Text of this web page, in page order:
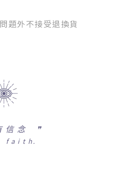
題外不接受退換貨
信 念 ❞
f a i t h.